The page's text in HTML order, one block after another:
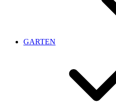
GARTEN